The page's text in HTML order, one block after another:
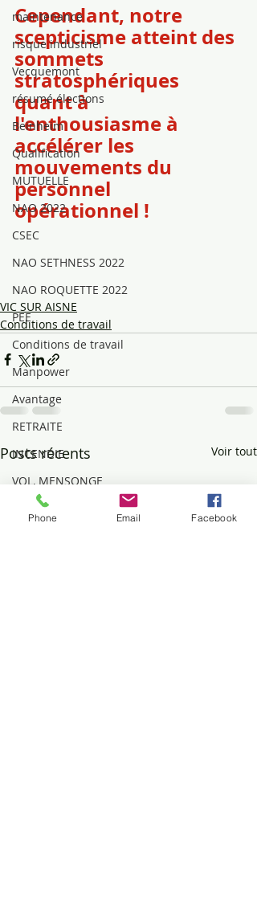
maintenance
risque industriel
Vecquemont
résumé élections
Beinheim
Qualification
MUTUELLE
NAO 2022
CSEC
NAO SETHNESS 2022
NAO ROQUETTE 2022
PEE
Conditions de travail
Manpower
Avantage
RETRAITE
INCENDIE
VOL, MENSONGE
Mouvements sociaux
Cependant, notre
scepticisme atteint des
sommets
stratosphériques
quant à
l'enthousiasme à
accélérer les
mouvements du
personnel
opérationnel !
VIC SUR AISNE
Conditions de travail
Posts récents Voir tout
Phone Email Facebook